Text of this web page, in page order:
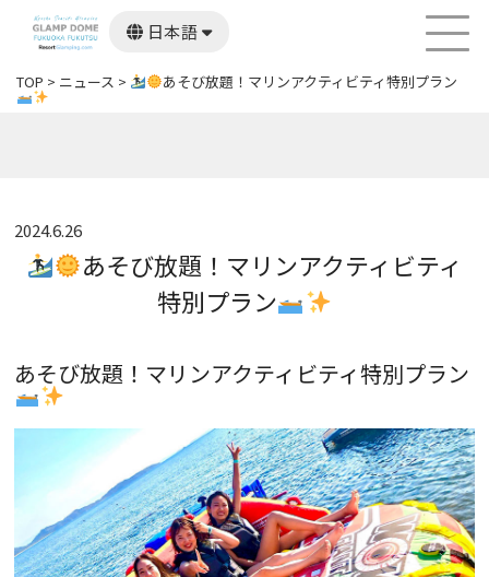
日本語
English
한국어
繁體中文
TOP > ニュース > あそび放題！マリンアクティビティ特別プラン
2024.6.26
あそび放題！マリンアクティビティ
特別プラン
あそび放題！マリンアクティビティ特別プラン